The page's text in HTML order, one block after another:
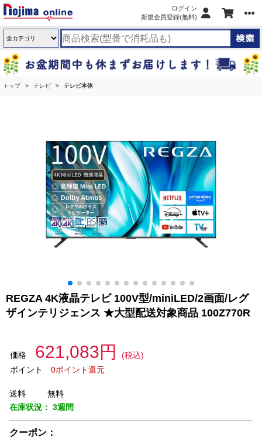
ログイン
新規会員登録(無料)
トップ テレビ テレビ本体
REGZA 4K液晶テレビ 100V型/miniLED/2画面/レグ
ザインテリジェンス ★大型配送対象商品 100Z770R
価格 621,083円
(税込)
ポイント
0ポイント還元
送料
無料
在庫状況： 3週間
クーポン：